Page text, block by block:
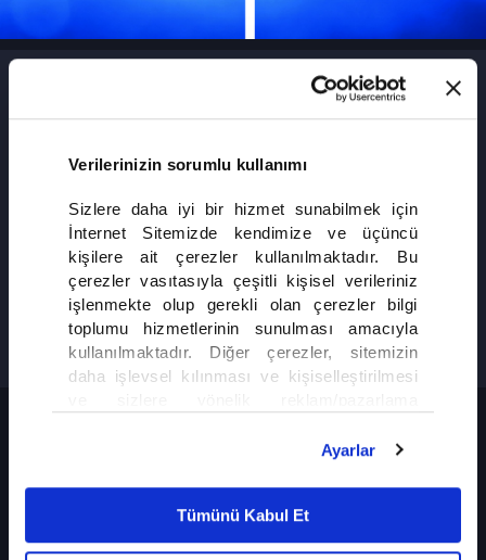
Verilerinizin sorumlu kullanımı
Sizlere daha iyi bir hizmet sunabilmek için
İnternet Sitemizde kendimize ve üçüncü
kişilere ait çerezler kullanılmaktadır. Bu
çerezler vasıtasıyla çeşitli kişisel verileriniz
işlenmekte olup gerekli olan çerezler bilgi
toplumu hizmetlerinin sunulması amacıyla
kullanılmaktadır. Diğer çerezler, sitemizin
daha işlevsel kılınması ve kişiselleştirilmesi
olarak açık rızanız dahilinde kullanılacaktır.
detaylı bilgi için Ayarlar butonuna tıklayabilir,
Çerez BilgilendirmeMetnimizi ziyaret
Ayarlar
Tümünü Kabul Et
atv ANA HABER
anlayışı...
atv Haber, Türkiye'nin ve dünyanın sıcak
habercilik anlayışıyla güvenirliğin ve saygınlığın
adresi olmaya devam ediyor.
TÜMÜ
TÜM HABER BÜLTENLERİ
atv Gün Ortası atv Ana Haber